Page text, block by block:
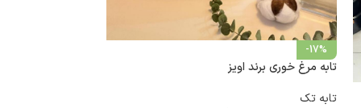
-17%
تابه مرغ خوری برند اویز
تابه تک